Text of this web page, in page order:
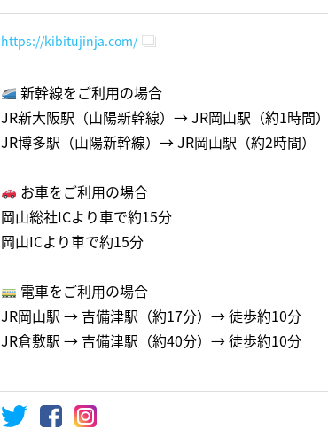
https://kibitujinja.com/
新幹線をご利用の場合
JR新大阪駅（山陽新幹線）→ JR岡山駅（約1時間）
JR博多駅（山陽新幹線）→ JR岡山駅（約2時間）
お車をご利用の場合
岡山総社ICより車で約15分
岡山ICより車で約15分
電車をご利用の場合
JR岡山駅 → 吉備津駅（約17分）→ 徒歩約10分
JR倉敷駅 → 吉備津駅（約40分）→ 徒歩約10分